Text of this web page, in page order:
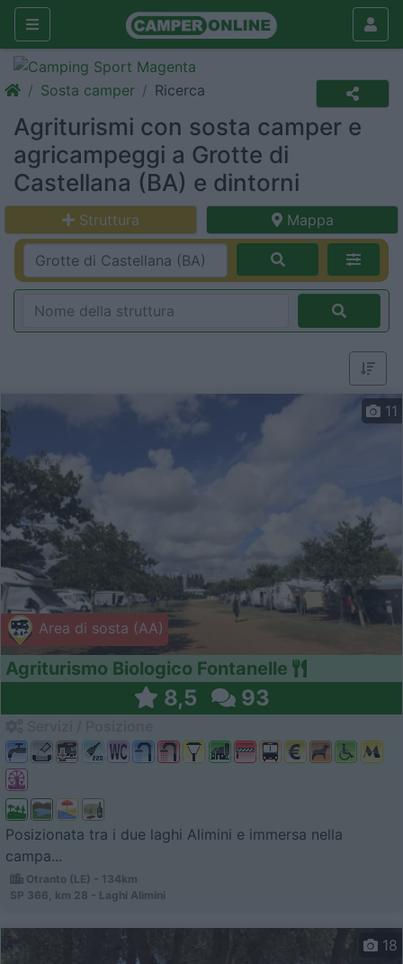
Sosta camper Ricerca
Agriturismi con sosta camper e
agricampeggi a Grotte di
Castellana (BA) e dintorni
Struttura Mappa
Area di sosta (AA)
11
Agriturismo Biologico Fontanelle
8,5 93
Posizionata tra i due laghi Alimini e immersa nella
campa...
Otranto (LE) - 134km
SP 366, km 28 - Laghi Alimini
18